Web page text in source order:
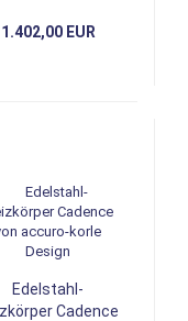
1.402,00 EUR
Edelstahl-
Cadence